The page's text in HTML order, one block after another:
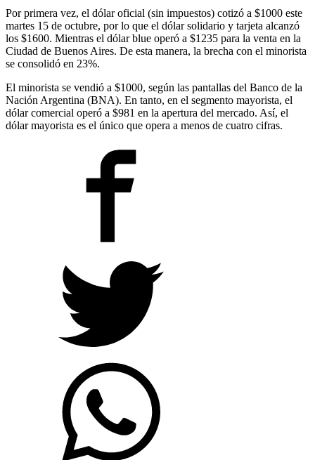
Por primera vez, el dólar oficial (sin impuestos) cotizó a $1000 este
martes 15 de octubre, por lo que el dólar solidario y tarjeta alcanzó
los $1600. Mientras el dólar blue operó a $1235 para la venta en la
Ciudad de Buenos Aires. De esta manera, la brecha con el minorista
se consolidó en 23%.
El minorista se vendió a $1000, según las pantallas del Banco de la
Nación Argentina (BNA). En tanto, en el segmento mayorista, el
dólar comercial operó a $981 en la apertura del mercado. Así, el
dólar mayorista es el único que opera a menos de cuatro cifras.